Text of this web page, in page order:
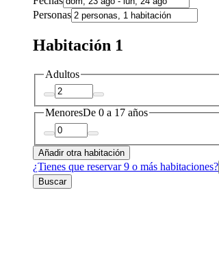
Personas
Habitación 1
Adultos
MenoresDe 0 a 17 años
Añadir otra habitación
¿Tienes que reservar 9 o más habitaciones?
Buscar